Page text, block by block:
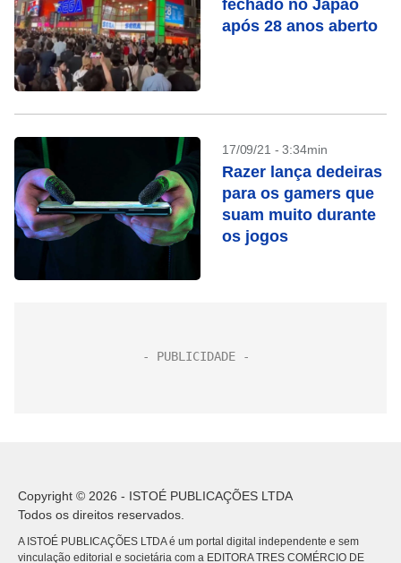
fechado no Japão
após 28 anos aberto
17/09/21 - 3:34min
Razer lança dedeiras
para os gamers que
suam muito durante
os jogos
Copyright © 2026 - ISTOÉ PUBLICAÇÕES LTDA
Todos os direitos reservados.
A ISTOÉ PUBLICAÇÕES LTDA é um portal digital independente e sem
vinculação editorial e societária com a EDITORA TRES COMÉRCIO DE